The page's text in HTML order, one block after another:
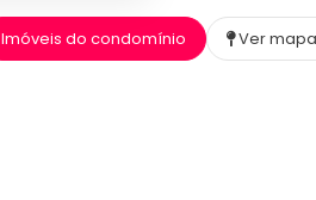
Imóveis do condomínio Ver mapa